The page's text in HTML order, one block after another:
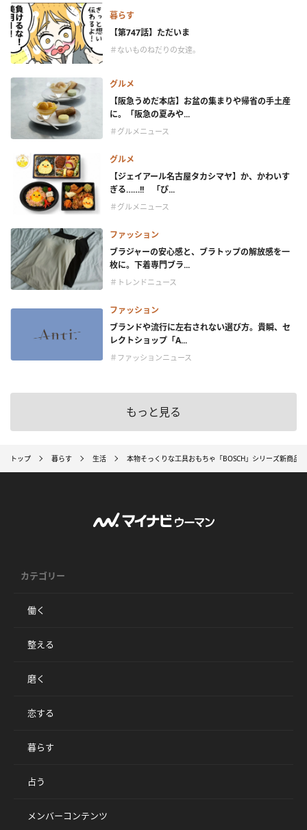
暮らす
【第747話】ただいま
＃ないものねだりの女達。
グルメ
【阪急うめだ本店】お盆の集まりや帰省の手土産
に。「阪急の夏みや...
＃グルメニュース
グルメ
【ジェイアール名古屋タカシマヤ】か、かわいす
ぎる……!! 「ぴ...
＃グルメニュース
ファッション
ブラジャーの安心感と、ブラトップの解放感を一
枚に。下着専門ブラ...
＃トレンドニュース
ファッション
ブランドや流行に左右されない選び方。貴瞬、セ
レクトショップ「A...
＃ファッションニュース
もっと見る
トップ 暮らす 生活 本物そっくりな工具おもちゃ「BOSCH」シリーズ新商
カテゴリー
働く
整える
磨く
恋する
暮らす
占う
メンバーコンテンツ